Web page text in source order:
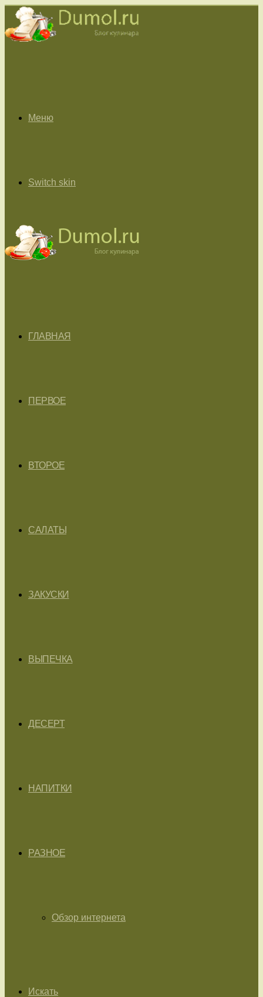
Меню
Switch skin
ГЛАВНАЯ
ПЕРВОЕ
ВТОРОЕ
САЛАТЫ
ЗАКУСКИ
ВЫПЕЧКА
ДЕСЕРТ
НАПИТКИ
РАЗНОЕ
Обзор интернета
Искать